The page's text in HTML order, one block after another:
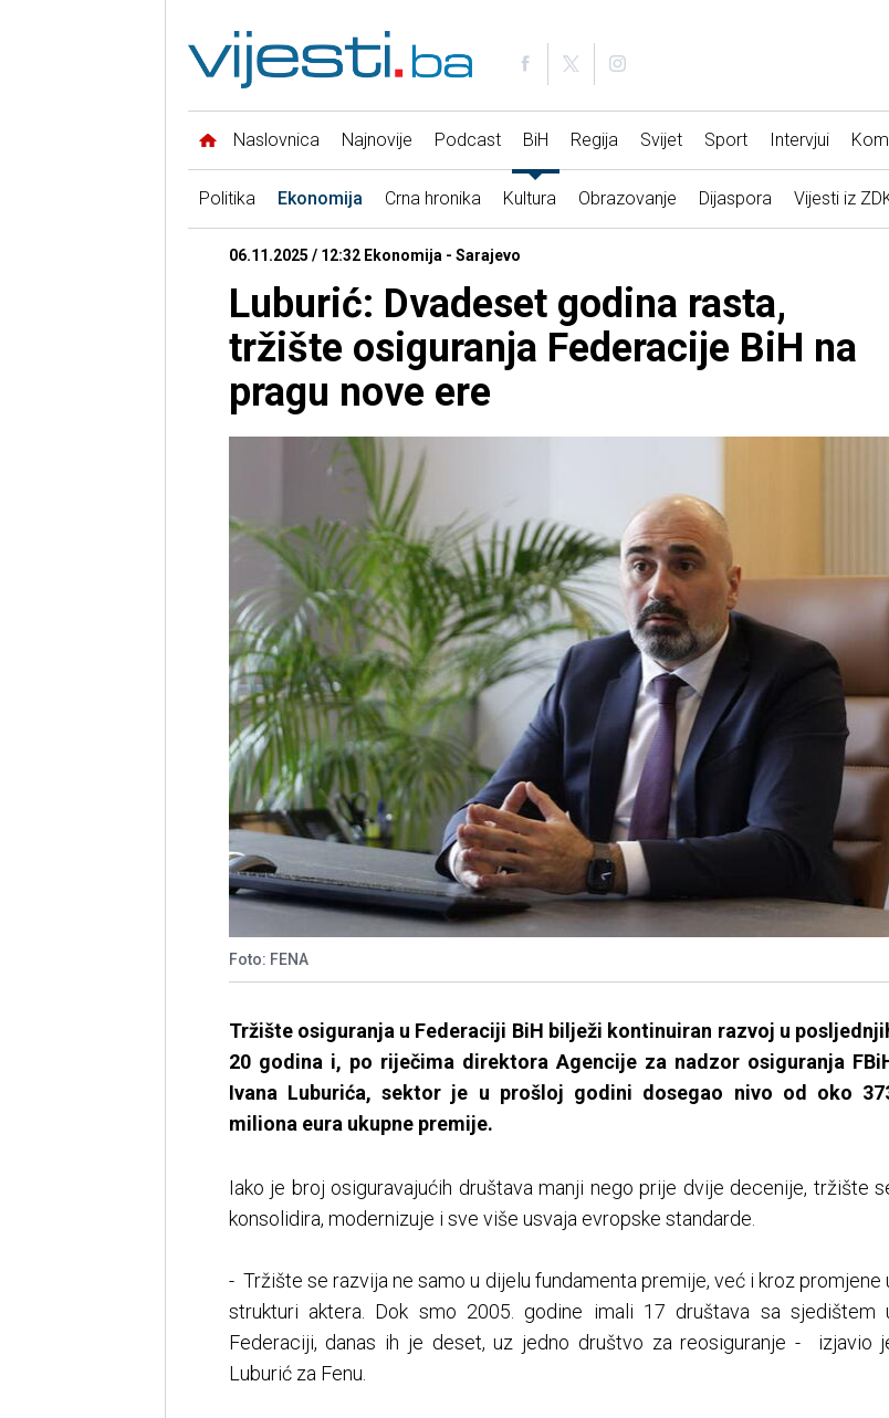
Naslovnica Najnovije Podcast BiH Regija Svijet Sport Intervjui
Politika Ekonomija Crna hronika Kultura Obrazovanje Dijaspora Vijesti iz
06.11.2025 / 12:32 Ekonomija - Sarajevo
Luburić: Dvadeset godina rasta,
tržište osiguranja Federacije BiH na
pragu nove ere
Foto: FENA
Tržište osiguranja u Federaciji BiH bilježi kontinuiran razvoj u
20 godina i, po riječima direktora Agencije za nadzor osiguranja
Ivana Luburića, sektor je u prošloj godini dosegao nivo od oko
miliona eura ukupne premije.
Iako je broj osiguravajućih društava manji nego prije dvije decenije, tržište
konsolidira, modernizuje i sve više usvaja evropske standarde.
- Tržište se razvija ne samo u dijelu fundamenta premije, već i kroz promjene
strukturi aktera. Dok smo 2005. godine imali 17 društava sa sjedištem
Federaciji, danas ih je deset, uz jedno društvo za reosiguranje - izjavio
Luburić za Fenu.